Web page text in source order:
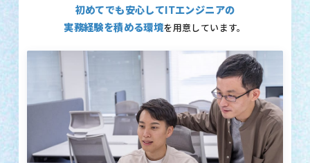
初めてでも安心してITエンジニアの
実務経験を積める環境を用意しています。